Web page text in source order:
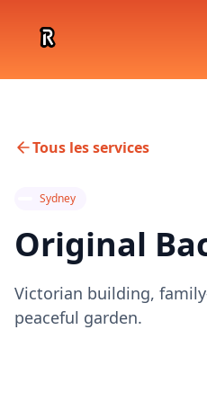
Tous les services
Sydney
Original
Victorian building,
peaceful garden.